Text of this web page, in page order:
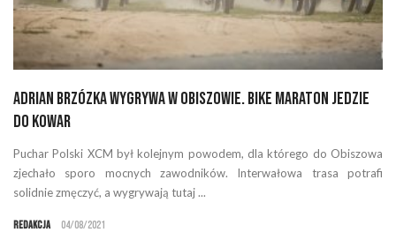
Adrian Brzózka wygrywa w Obiszowie. Bike Maraton jedzie
do Kowar
Puchar Polski XCM był kolejnym powodem, dla którego do Obiszowa
zjechało sporo mocnych zawodników. Interwałowa trasa potrafi
solidnie zmęczyć, a wygrywają tutaj ...
Redakcja 04/08/2021